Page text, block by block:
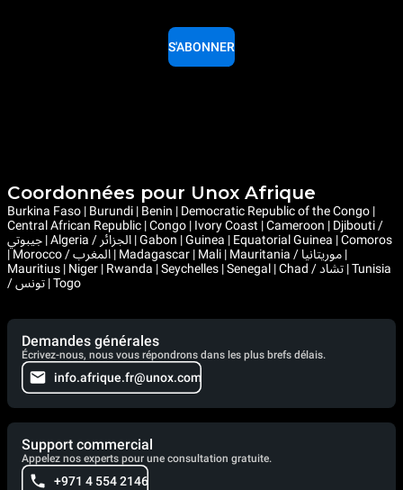
S'ABONNER
Coordonnées pour Unox Afrique
Burkina Faso | Burundi | Benin | Democratic Republic of the Congo |
Central African Republic | Congo | Ivory Coast | Cameroon | Djibouti /
جيبوتي | Algeria / الجزائر | Gabon | Guinea | Equatorial Guinea | Comoros
| Morocco / المغرب | Madagascar | Mali | Mauritania / موريتانيا |
Mauritius | Niger | Rwanda | Seychelles | Senegal | Chad / تشاد | Tunisia
/ تونس | Togo
Demandes générales
Écrivez-nous, nous vous répondrons dans les plus brefs délais.
info.afrique.fr@unox.com
Support commercial
Appelez nos experts pour une consultation gratuite.
+971 4 554 2146